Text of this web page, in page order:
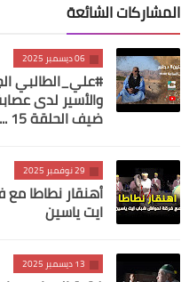
المشاركات الشائعة
06 ديسمبر 2025
#علي_الطالبي
والأسير لدى
ضيف الحلقة 15 ...
29 نوفمبر 2025
أهنقار نطاطا
ايت ياسين
13 ديسمبر 2025